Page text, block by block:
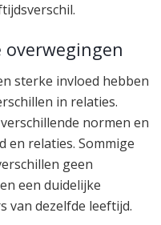
sterke invloed hebben
in relaties.
normen en
en relaties. Sommige
geen
een duidelijke
van dezelfde leeftijd.